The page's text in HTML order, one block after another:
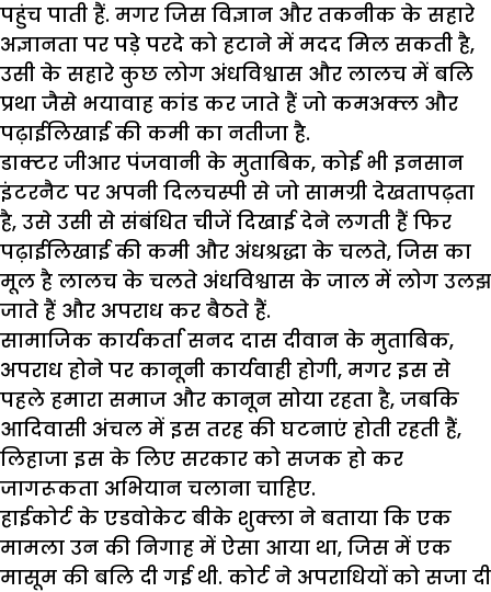
पहुंच पाती हैं. मगर जिस विज्ञान और तकनीक के सहारे
अज्ञानता पर पड़े परदे को हटाने में मदद मिल सकती है,
उसी के सहारे कुछ लोग अंधविश्वास और लालच में बलि
प्रथा जैसे भयावाह कांड कर जाते हैं जो कमअक्ल और
पढ़ाईलिखाई की कमी का नतीजा है.
डाक्टर जीआर पंजवानी के मुताबिक, कोई भी इनसान
इंटरनैट पर अपनी दिलचस्पी से जो सामग्री देखतापढ़ता
है, उसे उसी से संबंधित चीजें दिखाई देने लगती हैं फिर
पढ़ाईलिखाई की कमी और अंधश्रद्धा के चलते, जिस का
मूल है लालच के चलते अंधविश्वास के जाल में लोग उलझ
जाते हैं और अपराध कर बैठते हैं.
सामाजिक कार्यकर्ता सनद दास दीवान के मुताबिक,
अपराध होने पर कानूनी कार्यवाही होगी, मगर इस से
पहले हमारा समाज और कानून सोया रहता है, जबकि
आदिवासी अंचल में इस तरह की घटनाएं होती रहती हैं,
लिहाजा इस के लिए सरकार को सजक हो कर
जागरूकता अभियान चलाना चाहिए.
हाईकोर्ट के एडवोकेट बीके शुक्ला ने बताया कि एक
मामला उन की निगाह में ऐसा आया था, जिस में एक
मासूम की बलि दी गई थी. कोर्ट ने अपराधियों को सजा दी